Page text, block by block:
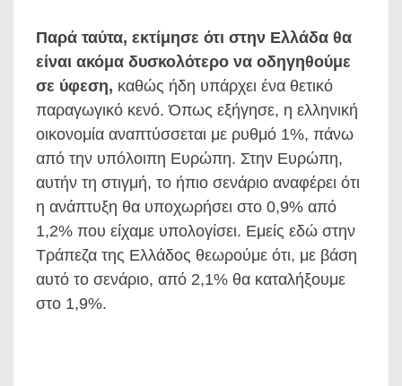
Παρά ταύτα, εκτίμησε ότι στην Ελλάδα θα
είναι ακόμα δυσκολότερο να οδηγηθούμε
σε ύφεση, καθώς ήδη υπάρχει ένα θετικό
παραγωγικό κενό. Όπως εξήγησε, η ελληνική
οικονομία αναπτύσσεται με ρυθμό 1%, πάνω
από την υπόλοιπη Ευρώπη. Στην Ευρώπη,
αυτήν τη στιγμή, το ήπιο σενάριο αναφέρει ότι
η ανάπτυξη θα υποχωρήσει στο 0,9% από
1,2% που είχαμε υπολογίσει. Εμείς εδώ στην
Τράπεζα της Ελλάδος θεωρούμε ότι, με βάση
αυτό το σενάριο, από 2,1% θα καταλήξουμε
στο 1,9%.